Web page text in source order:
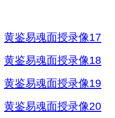
黄鉴易魂面授录像17
黄鉴易魂面授录像18
黄鉴易魂面授录像19
黄鉴易魂面授录像20